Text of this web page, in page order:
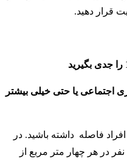
قرار دهید.
اجتماعی یا حتی خیلی بیشتر
2 متر از دیگر افراد فاصله داشته باشید. در
در هر چهار متر مربع از